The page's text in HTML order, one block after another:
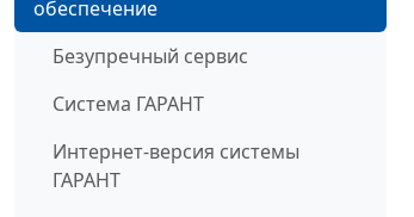
обеспечение
Безупречный сервис
Система ГАРАНТ
Интернет-версия системы
ГАРАНТ